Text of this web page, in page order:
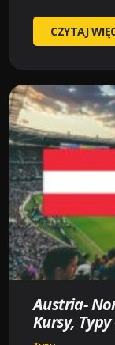
FAROE
ISLANDS-
(
2024-
13
20:45
)
KURSY,
TYPY
–
KTO
BĘDZIE
?
CZYTAJ
Austria-
Kursy,